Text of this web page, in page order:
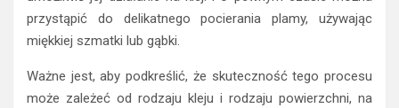
przystąpić do delikatnego pocierania plamy, używając
miękkiej szmatki lub gąbki.
Ważne jest, aby podkreślić, że skuteczność tego procesu
może zależeć od rodzaju kleju i rodzaju powierzchni, na